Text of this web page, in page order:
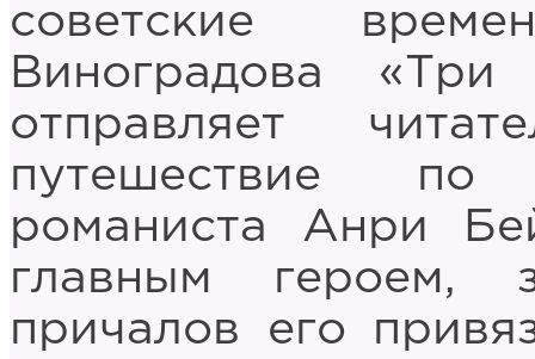
советские
Виноградова
отправляет
путешествие по
романиста Анри
главным героем,
причалов его